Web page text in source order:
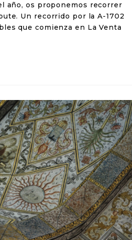
año, os proponemos recorrer
Un recorrido por la A-1702
que comienza en La Venta